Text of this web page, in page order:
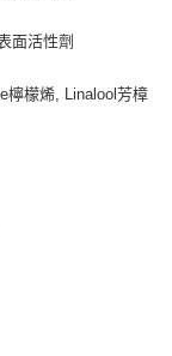
面活性劑
檸檬烯, Linalool芳樟